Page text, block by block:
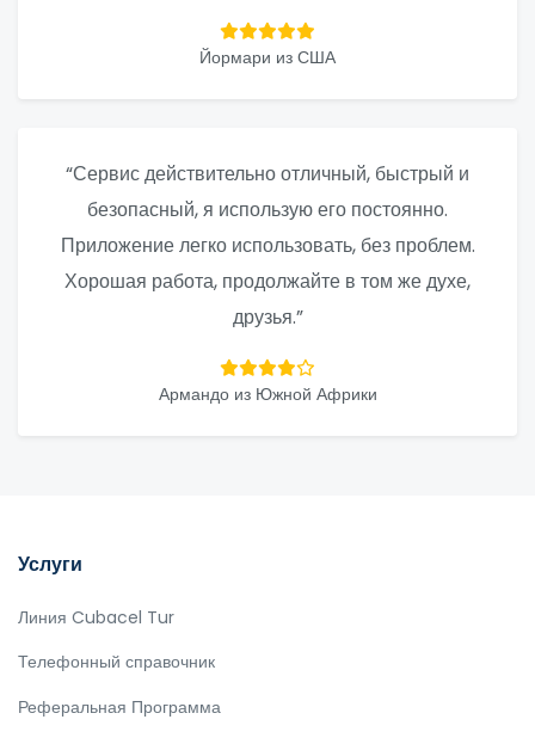
Йормари из США
“Сервис действительно отличный, быстрый и
безопасный, я использую его постоянно.
Приложение легко использовать, без проблем.
Хорошая работа, продолжайте в том же духе,
друзья.”
Армандо из Южной Африки
Услуги
Линия Cubacel Tur
Телефонный справочник
Реферальная Программа